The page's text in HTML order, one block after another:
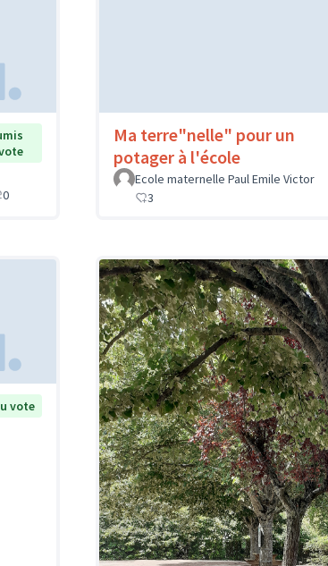
0
Ma terre"nelle" pour un
potager à l'école
Ecole maternelle Paul Emile Victor
3
vote